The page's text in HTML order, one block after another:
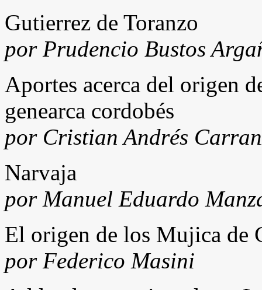
Gutierrez de Toranzo
por Prudencio Bustos
Aportes acerca del origen
genearca cordobés
por Cristian Andrés
Narvaja
por Manuel Eduardo
El origen de los Mujica de
por Federico Masini